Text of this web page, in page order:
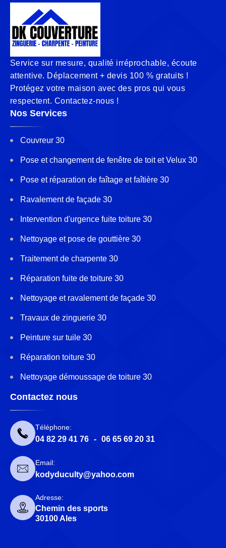
Service sur mesure, qualité irréprochable, écoute
attentive. Déplacement + devis 100 % gratuits !
Protégez votre maison avec des pros qui vous
respectent. Contactez-nous !
Nos Services
Couvreur 30
Pose et changement de fenêtre de toit et Velux 30
Pose et réparation de faîtage et faîtière 30
Ravalement de façade 30
Intervention d'urgence fuite toiture 30
Nettoyage et pose de gouttière 30
Traitement de charpente 30
Réparation fuite de toiture 30
Nettoyage et ravalement de façade 30
Travaux de zinguerie 30
Peinture sur tuile 30
Réparation toiture 30
Nettoyage démoussage de toiture 30
Contactez nous
Téléphone:
04 82 29 41 76 - 06 65 69 20 31
Email:
kodyduculty@yahoo.com
Adresse:
Chemin des sports
30100 Ales